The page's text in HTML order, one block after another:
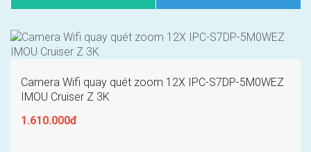
Camera Wifi quay quét zoom 12X IPC-S7DP-5M0WEZ
IMOU Cruiser Z 3K
1.610.000đ